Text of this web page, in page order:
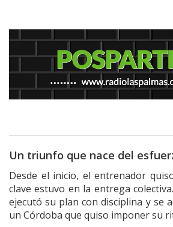
Un triunfo que nace del
Desde el inicio, el entrenador
clave estuvo en la entrega
ejecutó su plan con disciplina y se
un Córdoba que quiso imponer su